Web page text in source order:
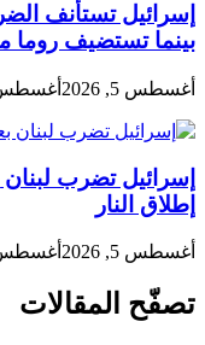
إسرائيل تستأنف
بينما تستضيف روما
أغسطس 5, 2026 أغسطس 5,
إسرائيل تضرب
إطلاق النار
أغسطس 5, 2026 أغسطس 5,
تصفّح المقالات